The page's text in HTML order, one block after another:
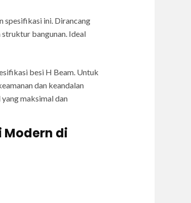
spesifikasi ini. Dirancang
bangunan. Ideal
besi H Beam. Untuk
dan keandalan
maksimal dan
Modern di